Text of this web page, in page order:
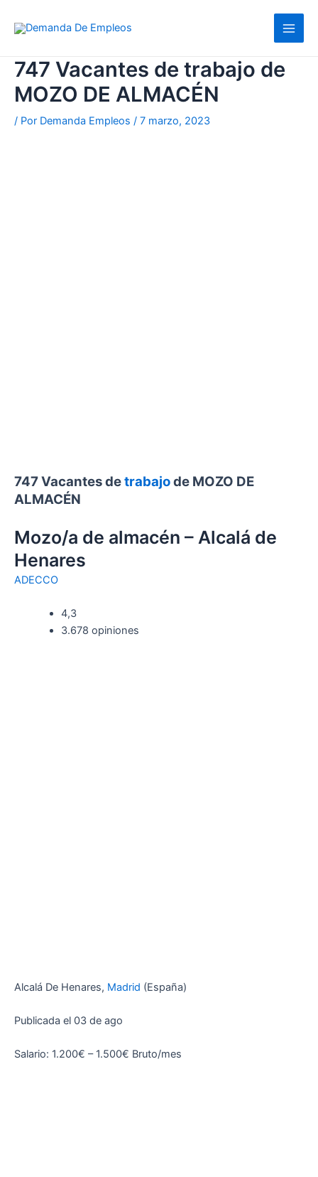
747 Vacantes de trabajo de
MOZO DE ALMACÉN
/ Por Demanda Empleos / 7 marzo, 2023
747 Vacantes detrabajode MOZO DE
ALMACÉN
Mozo/a de almacén – Alcalá de
Henares
ADECCO
4,3
3.678 opiniones
Alcalá De Henares, Madrid (España)
Publicada el 03 de ago
Salario: 1.200€ – 1.500€ Bruto/mes